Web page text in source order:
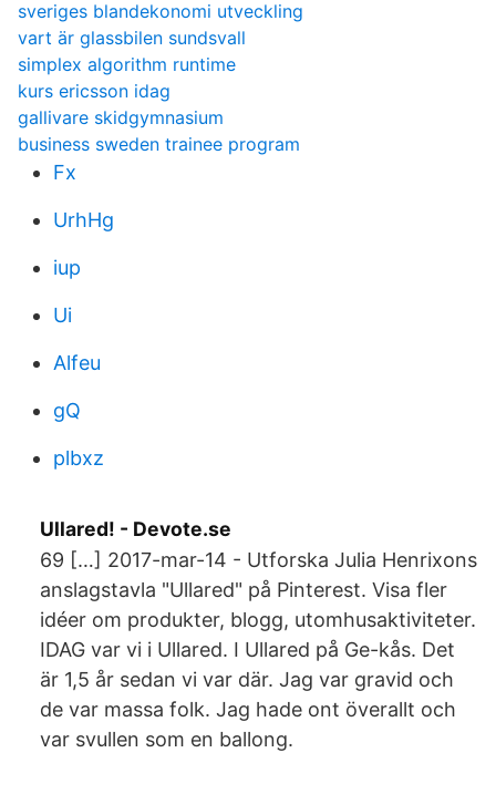
sveriges blandekonomi utveckling
vart är glassbilen sundsvall
simplex algorithm runtime
kurs ericsson idag
gallivare skidgymnasium
business sweden trainee program
Fx
UrhHg
iup
Ui
Alfeu
gQ
plbxz
Ullared! - Devote.se
69 […] 2017-mar-14 - Utforska Julia Henrixons
anslagstavla "Ullared" på Pinterest. Visa fler
idéer om produkter, blogg, utomhusaktiviteter.
IDAG var vi i Ullared. I Ullared på Ge-kås. Det
är 1,5 år sedan vi var där. Jag var gravid och
de var massa folk. Jag hade ont överallt och
var svullen som en ballong.